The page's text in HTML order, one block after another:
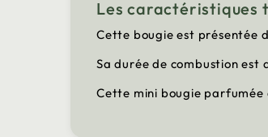
Les caractéristiques
Cette bougie est présentée
Sa durée de combustion est
Cette mini bougie parfumée